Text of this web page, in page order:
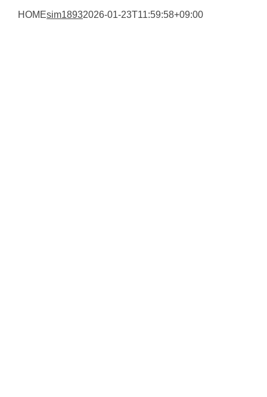
HOMEsim18932026-01-23T11:59:58+09:00